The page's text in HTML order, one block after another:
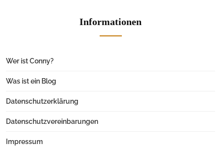
Informationen
Wer ist Conny?
Was ist ein Blog
Datenschutzerklärung
Datenschutzvereinbarungen
Impressum